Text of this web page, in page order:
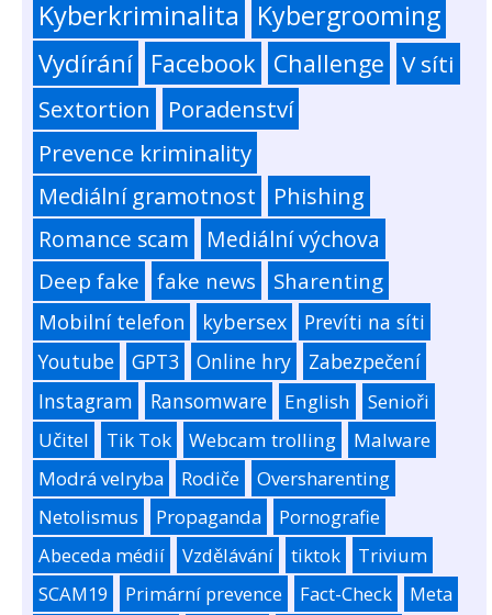
Kyberkriminalita Kybergrooming
Vydírání Facebook Challenge
V síti
Sextortion
Poradenství
Prevence kriminality
Mediální gramotnost
Phishing
Romance scam
Mediální výchova
Deep fake fake news Sharenting
Mobilní telefon kybersex
Prevíti na síti
Youtube
GPT3 Online hry
Zabezpečení
Instagram
Ransomware English
Senioři
Učitel
Tik Tok Webcam trolling
Malware
Modrá velryba
Rodiče
Oversharenting
Netolismus
Propaganda
Pornografie
Abeceda médií
Vzdělávání tiktok
Trivium
SCAM19
Primární prevence Fact-Check Meta